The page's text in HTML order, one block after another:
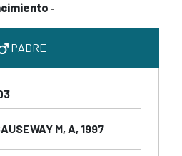
-
PADRE
M, A, 1997